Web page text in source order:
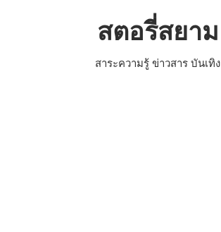
สตอรี่สยาม
สาระความรู้ ข่าวสาร บันเทิง